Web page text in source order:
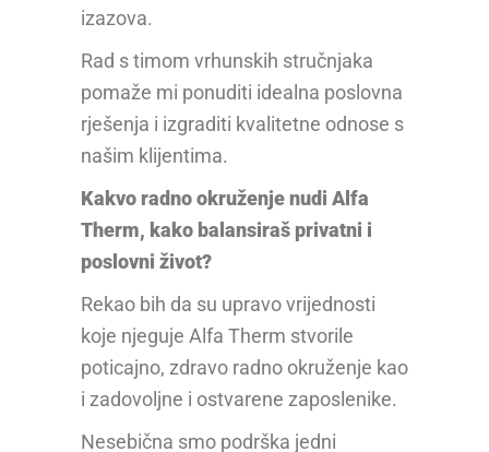
izazova.
Rad s timom vrhunskih stručnjaka
pomaže mi ponuditi idealna poslovna
rješenja i izgraditi kvalitetne odnose s
našim klijentima.
Kakvo radno okruženje nudi Alfa
Therm, kako balansiraš privatni i
poslovni život?
Rekao bih da su upravo vrijednosti
koje njeguje Alfa Therm stvorile
poticajno, zdravo radno okruženje kao
i zadovoljne i ostvarene zaposlenike.
Nesebična smo podrška jedni